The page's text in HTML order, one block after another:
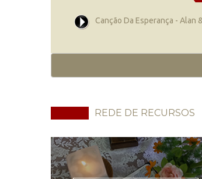
Canção Da Esperança - Alan
REDE DE RECURSOS